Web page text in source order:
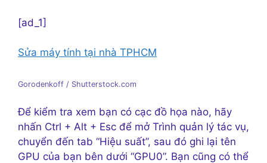
[ad_1]
Sửa máy tính tại nhà TPHCM
Gorodenkoff / Shutterstock.com
Để kiểm tra xem bạn có cạc đồ họa nào, hãy
nhấn Ctrl + Alt + Esc để mở Trình quản lý tác vụ,
chuyển đến tab “Hiệu suất”, sau đó ghi lại tên
GPU của bạn bên dưới “GPU0”. Bạn cũng có thể